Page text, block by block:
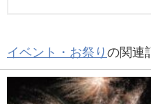
イベント・お祭り の関連